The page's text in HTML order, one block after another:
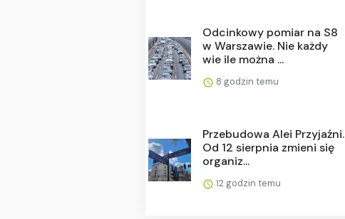
Odcinkowy pomiar na S8
w Warszawie. Nie każdy
wie ile można ...
8 godzin temu
Przebudowa Alei Przyjaźni.
Od 12 sierpnia zmieni się
organiz...
12 godzin temu